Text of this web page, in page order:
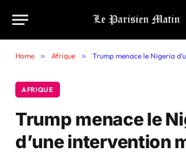
Home » Afrique » Trump menace le Nigeria d’une intervention
AFRIQUE
Trump menace le
d’une intervention